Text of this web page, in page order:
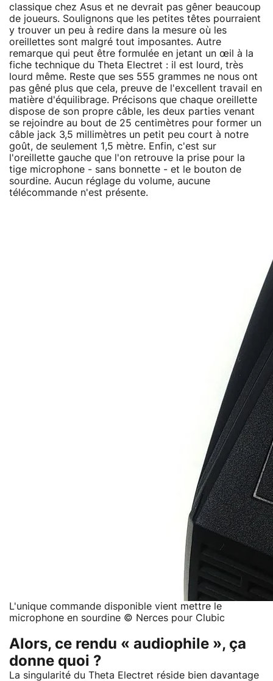
classique chez Asus et ne devrait pas gêner beaucoup
de joueurs. Soulignons que les petites têtes pourraient
y trouver un peu à redire dans la mesure où les
oreillettes sont malgré tout imposantes. Autre
remarque qui peut être formulée en jetant un œil à la
fiche technique du Theta Electret : il est lourd, très
lourd même. Reste que ses 555 grammes ne nous ont
pas gêné plus que cela, preuve de l'excellent travail en
matière d'équilibrage. Précisons que chaque oreillette
dispose de son propre câble, les deux parties venant
se rejoindre au bout de 25 centimètres pour former un
câble jack 3,5 millimètres un petit peu court à notre
goût, de seulement 1,5 mètre. Enfin, c'est sur
l'oreillette gauche que l'on retrouve la prise pour la
tige microphone - sans bonnette - et le bouton de
sourdine. Aucun réglage du volume, aucune
télécommande n'est présente.
L'unique commande disponible vient mettre le
microphone en sourdine © Nerces pour Clubic
Alors, ce rendu « audiophile », ça
donne quoi ?
La singularité du Theta Electret réside bien davantage